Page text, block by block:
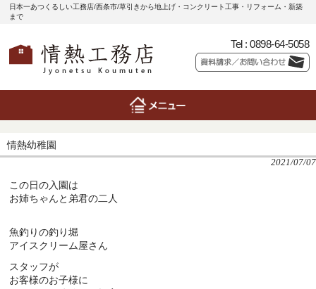
日本一あつくるしい工務店/西条市/草引きから地上げ・コンクリート工事・リフォーム・新築
まで
Tel : 0898-64-5058
情熱幼稚園
2021/07/07
この日の入園は
お姉ちゃんと弟君の二人
魚釣りの釣り堀
アイスクリーム屋さん
スタッフが
お客様のお子様に